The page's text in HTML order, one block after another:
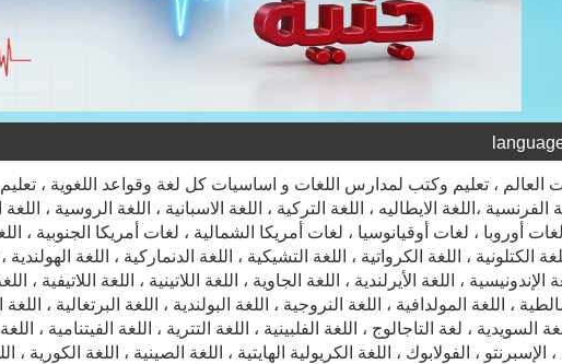
العالم ، تعليم وكتب لمدارس اللغات و اساسيات كل لغة وقواعد اللغوية ، تعليم
الفرنسية ،اللغة الايطاليه ، اللغة التركية ، اللغة الاسبانية ، اللغة الروسية ،
أوروبا ، لغات أوقيانوسيا ، لغات أمريكا الشمالية ، لغات أمريكا الجنوبية ، اللغة
الكتلونية ، اللغة الكرواتية ، اللغة التشيكية ، اللغة الدنماركية ، اللغة
الإندونيسية ، اللغة الأيرلندية ، اللغة الجاوية ، اللغة اللاتينية ، اللغة اللاتيفية ،
، اللغة المولدافية ، اللغة النروجية ، اللغة البولندية ، اللغة البرتغالية ،
السويدية ، لغة التاجالوج ، اللغة الفلبينية ، اللغة التترية ، اللغة الفيتنامية ،
الإسبرنتو ، الفولابوك ، اللغة الكريولية الهايتية ، اللغة الصينية ، اللغة الكورية